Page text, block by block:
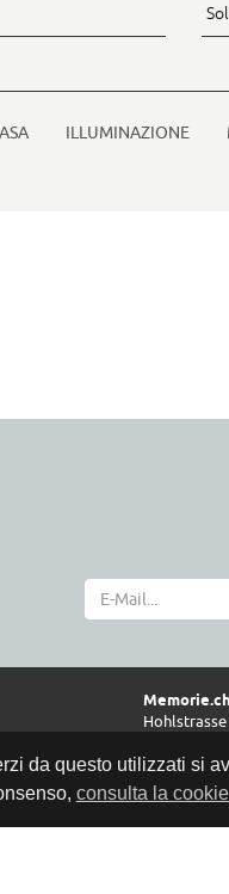
da questo utilizzati si
consulta la
ILLUMINAZIONE
Memorie.ch
Hohlstrasse
Telefono
0041 44 261
Orari di